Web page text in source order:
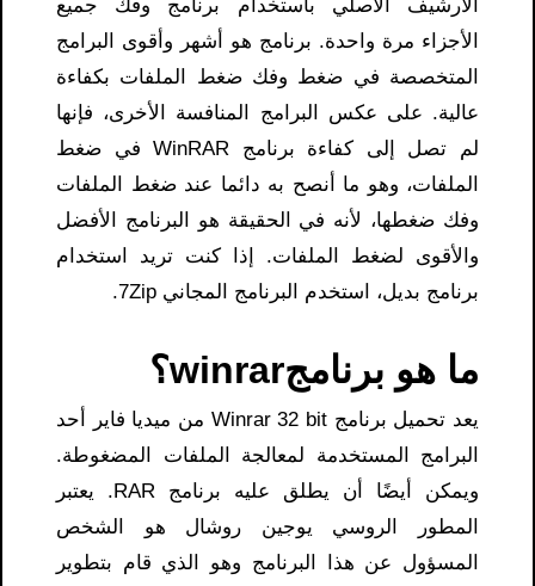
الأرشيف الأصلي باستخدام برنامج وفك جميع
الأجزاء مرة واحدة. برنامج هو أشهر وأقوى البرامج
المتخصصة في ضغط وفك ضغط الملفات بكفاءة
عالية. على عكس البرامج المنافسة الأخرى، فإنها
لم تصل إلى كفاءة برنامج WinRAR في ضغط
الملفات، وهو ما أنصح به دائما عند ضغط الملفات
وفك ضغطها، لأنه في الحقيقة هو البرنامج الأفضل
والأقوى لضغط الملفات. إذا كنت تريد استخدام
برنامج بديل، استخدم البرنامج المجاني 7Zip.
ما هو برنامجwinrar؟
يعد تحميل برنامج Winrar 32 bit من ميديا فاير أحد
البرامج المستخدمة لمعالجة الملفات المضغوطة.
ويمكن أيضًا أن يطلق عليه برنامج RAR. يعتبر
المطور الروسي يوجين روشال هو الشخص
المسؤول عن هذا البرنامج وهو الذي قام بتطوير